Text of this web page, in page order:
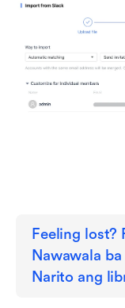
Feeling lost?
Nawawala
Narito ang